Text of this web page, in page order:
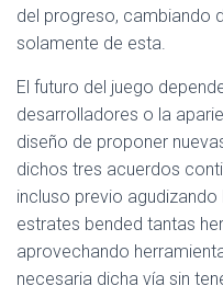
del progreso, cambiando
solamente de esta.
El futuro del juego
desarrolladores o la
diseño de proponer
dichos tres acuerdos
incluso previo
estrates bended tantas
aprovechando
necesaria dicha vía sin